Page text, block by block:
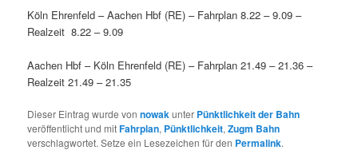
Köln Ehrenfeld – Aachen Hbf (RE) – Fahrplan 8.22 – 9.09 –
Realzeit 8.22 – 9.09
Aachen Hbf – Köln Ehrenfeld (RE) – Fahrplan 21.49 – 21.36 –
Realzeit 21.49 – 21.35
Dieser Eintrag wurde vonnowakunter Pünktlichkeit der Bahn
veröffentlicht und mitFahrplan, Pünktlichkeit,Zugm Bahn
verschlagwortet. Setze ein Lesezeichen für den Permalink.